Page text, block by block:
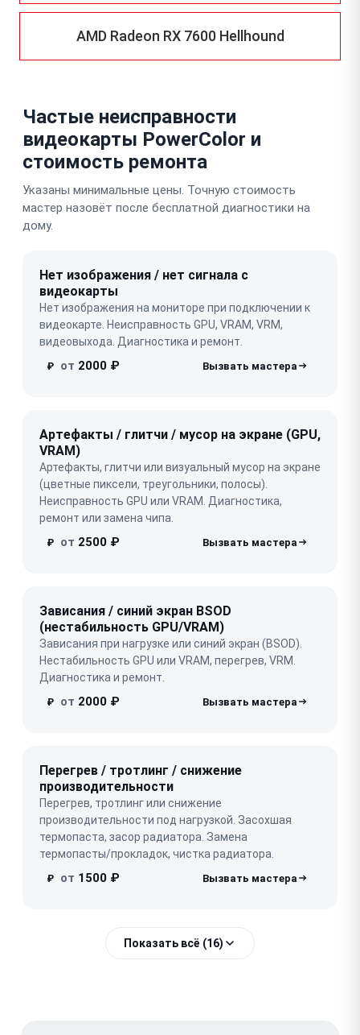
AMD Radeon RX 7600 Hellhound
Частые неисправности
видеокарты PowerColor и
стоимость ремонта
Указаны минимальные цены. Точную стоимость
мастер назовёт после бесплатной диагностики на
дому.
Нет изображения / нет сигнала с
видеокарты
Нет изображения на мониторе при подключении к
видеокарте. Неисправность GPU, VRAM, VRM,
видеовыхода. Диагностика и ремонт.
₽ от 2000 ₽
Артефакты / глитчи / мусор на экране (GPU,
VRAM)
Артефакты, глитчи или визуальный мусор на экране
(цветные пиксели, треугольники, полосы).
Неисправность GPU или VRAM. Диагностика,
ремонт или замена чипа.
₽ от 2500 ₽
Зависания / синий экран BSOD
(нестабильность GPU/VRAM)
Зависания при нагрузке или синий экран (BSOD).
Нестабильность GPU или VRAM, перегрев, VRM.
Диагностика и ремонт.
₽ от 2000 ₽
Перегрев / тротлинг / снижение
производительности
Перегрев, тротлинг или снижение
производительности под нагрузкой. Засохшая
термопаста, засор радиатора. Замена
термопасты/прокладок, чистка радиатора.
₽ от 1500 ₽
Показать всё (16)